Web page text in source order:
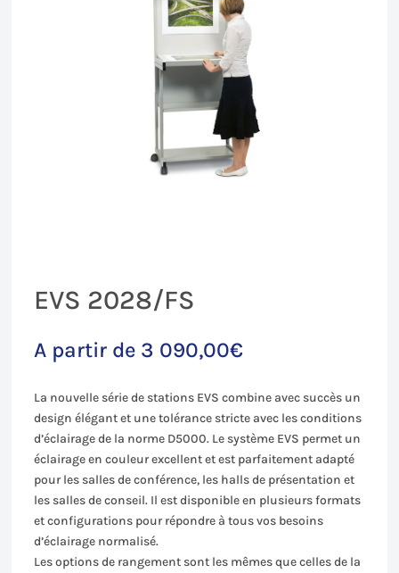
EVS 2028/FS
A partir de 3 090,00€
La nouvelle série de stations EVS combine avec succès un
design élégant et une tolérance stricte avec les conditions
d’éclairage de la norme D5000. Le système EVS permet un
éclairage en couleur excellent et est parfaitement adapté
pour les salles de conférence, les halls de présentation et
les salles de conseil. Il est disponible en plusieurs formats
et configurations pour répondre à tous vos besoins
d’éclairage normalisé.
Les options de rangement sont les mêmes que celles de la